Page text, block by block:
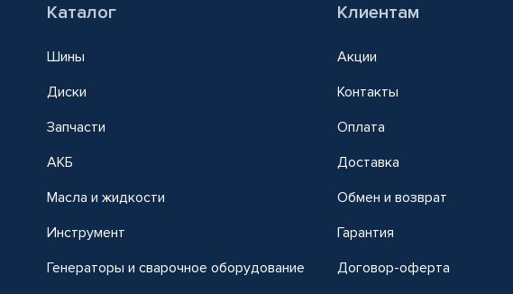
Каталог
Шины
Диски
Запчасти
АКБ
Масла и жидкости
Инструмент
Генераторы и сварочное оборудование
Клиентам
Акции
Контакты
Оплата
Доставка
Обмен и возврат
Гарантия
Договор-оферта